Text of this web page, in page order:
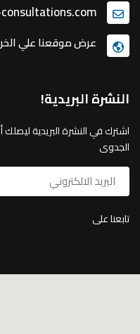
عرض موقعنا علي
النشرة البريدية!
اشترك في النشرة البريدية
الجدوى
تابعنا على